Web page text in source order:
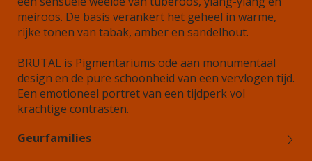
meiroos. De basis verankert het geheel in warme,
rijke tonen van tabak, amber en sandelhout.
BRUTAL is Pigmentariums ode aan monumentaal
design en de pure schoonheid van een vervlogen tijd.
Een emotioneel portret van een tijdperk vol
krachtige contrasten.
Geurfamilies